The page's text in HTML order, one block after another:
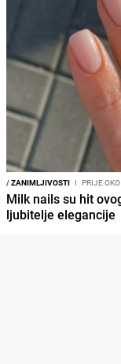
/ZANIMLJIVOSTI I PRIJE
Milk nails su hit
ljubitelje elegancije